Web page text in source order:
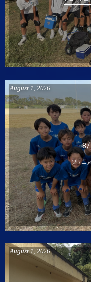
August 1 , 2026
ジュニア
August 1 2026